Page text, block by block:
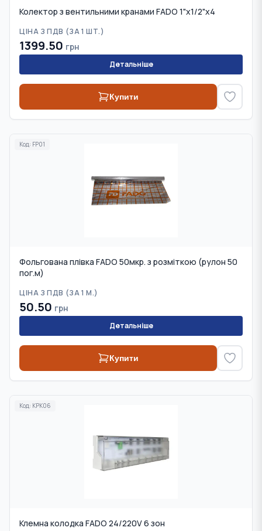
Колектор з вентильними кранами FADO 1"x1/2"x4
ЦІНА З ПДВ (ЗА 1 ШТ.)
1399.50 грн
Детальніше
Купити
Код: FP01
Фольгована плівка FADO 50мкр. з розміткою (рулон 50
пог.м)
ЦІНА З ПДВ (ЗА 1 М.)
50.50 грн
Детальніше
Купити
Код: KPK06
Клемна колодка FADO 24/220V 6 зон